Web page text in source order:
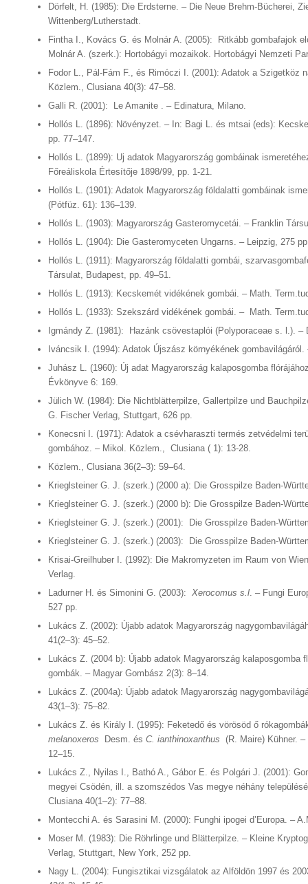
Dörfelt, H. (1985): Die Erdsterne. – Die Neue Brehm-Bücherei,
Wittenberg/Lutherstadt.
Fintha I., Kovács G. és Molnár A. (2005): Ritkább gombafajok
Molnár A. (szerk.): Hortobágyi mozaikok. Hortobágyi Nemzeti
Fodor L., Pál-Fám F., és Rimóczi I. (2001): Adatok a Szigetköz
Közlem., Clusiana 40(3): 47–58.
Galli R. (2001): Le Amanite . – Edinatura, Milano.
Hollós L. (1896): Növényzet. – In: Bagi L. és mtsai (eds):
pp. 77–147.
Hollós L. (1899): Uj adatok Magyarország gombáinak
Főreáliskola Értesítője 1898/99, pp. 1-21.
Hollós L. (1901): Adatok Magyarország földalatti gombáinak
(Pótfüz. 61): 136–139.
Hollós L. (1903): Magyarország Gasteromycetái. – Franklin
Hollós L. (1904): Die Gasteromyceten Ungarns. – Leipzig, 275
Hollós L. (1911): Magyarország földalatti gombái,
Társulat, Budapest, pp. 49–51.
Hollós L. (1913): Kecskemét vidékének gombái. – Math.
Hollós L. (1933): Szekszárd vidékének gombái. – Math.
Igmándy Z. (1981): Hazánk csövestaplói (Polyporaceae s. l.). –
Iváncsik I. (1994): Adatok Újszász környékének
Juhász L. (1960): Új adat Magyarország kalaposgomba
Évkönyve 6: 169.
Jülich W. (1984): Die Nichtblätterpilze, Gallertpilze und
G. Fischer Verlag, Stuttgart, 626 pp.
Konecsni I. (1971): Adatok a csévharaszti termés zetvédelmi
gombához. – Mikol. Közlem., Clusiana ( 1): 13-28.
Közlem., Clusiana 36(2–3): 59–64.
Krieglsteiner G. J. (szerk.) (2000 a): Die Grosspilze Baden-
Krieglsteiner G. J. (szerk.) (2000 b): Die Grosspilze Baden-
Krieglsteiner G. J. (szerk.) (2001): Die Grosspilze Baden-
Krieglsteiner G. J. (szerk.) (2003): Die Grosspilze Baden-
Krisai-Greilhuber I. (1992): Die Makromyzeten im Raum von
Verlag.
Ladurner H. és Simonini G. (2003): Xerocomus s.l. – Fungi
527 pp.
Lukács Z. (2002): Újabb adatok Magyarország
41(2–3): 45–52.
Lukács Z. (2004 b): Újabb adatok Magyarország kalaposgomba
gombák. – Magyar Gombász 2(3): 8–14.
Lukács Z. (2004a): Újabb adatok Magyarország
43(1–3): 75–82.
Lukács Z. és Király I. (1995): Feketedő és vörösöd ő
melanoxeros Desm. és C. ianthinoxanthus (R. Maire) Kühner.
12–15.
Lukács Z., Nyilas I., Bathó A., Gábor E. és Polgári J. (2001):
megyei Csödén, ill. a szomszédos Vas megye néhány
Clusiana 40(1–2): 77–88.
Montecchi A. és Sarasini M. (2000): Funghi ipogei d’Europa. –
Moser M. (1983): Die Röhrlinge und Blätterpilze. – Kleine
Verlag, Stuttgart, New York, 252 pp.
Nagy L. (2004): Fungisztikai vizsgálatok az Alföldön 1997 és